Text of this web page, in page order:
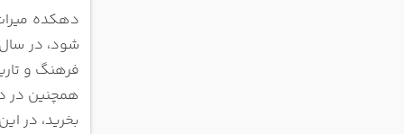
دهکده
شود،
فرهنگ و
همچنین در
بخرید، در